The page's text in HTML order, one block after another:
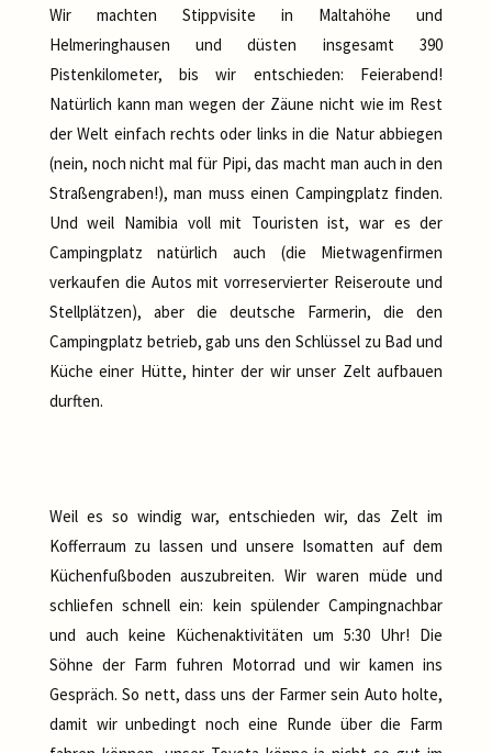
Wir machten Stippvisite in Maltahöhe und
Helmeringhausen und düsten insgesamt 390
Pistenkilometer, bis wir entschieden: Feierabend!
Natürlich kann man wegen der Zäune nicht wie im Rest
der Welt einfach rechts oder links in die Natur abbiegen
(nein, noch nicht mal für Pipi, das macht man auch in den
Straßengraben!), man muss einen Campingplatz finden.
Und weil Namibia voll mit Touristen ist, war es der
Campingplatz natürlich auch (die Mietwagenfirmen
verkaufen die Autos mit vorreservierter Reiseroute und
Stellplätzen), aber die deutsche Farmerin, die den
Campingplatz betrieb, gab uns den Schlüssel zu Bad und
Küche einer Hütte, hinter der wir unser Zelt aufbauen
durften.
Weil es so windig war, entschieden wir, das Zelt im
Kofferraum zu lassen und unsere Isomatten auf dem
Küchenfußboden auszubreiten. Wir waren müde und
schliefen schnell ein: kein spülender Campingnachbar
und auch keine Küchenaktivitäten um 5:30 Uhr! Die
Söhne der Farm fuhren Motorrad und wir kamen ins
Gespräch. So nett, dass uns der Farmer sein Auto holte,
damit wir unbedingt noch eine Runde über die Farm